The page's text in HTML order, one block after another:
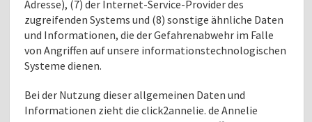
Adresse), (7) der Internet-Service-Provider des
zugreifenden Systems und (8) sonstige ähnliche Daten
und Informationen, die der Gefahrenabwehr im Falle
von Angriffen auf unsere informationstechnologischen
Systeme dienen.
Bei der Nutzung dieser allgemeinen Daten und
Informationen zieht die click2annelie. de Annelie